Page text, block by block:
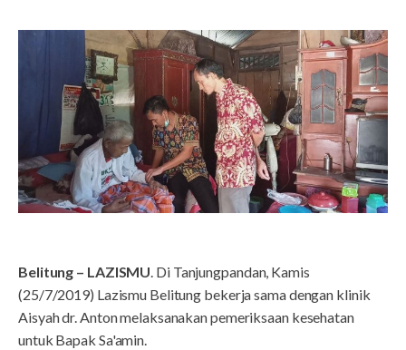
Belitung – LAZISMU. Di Tanjungpandan, Kamis
(25/7/2019) Lazismu Belitung bekerja sama dengan klinik
Aisyah dr. Anton melaksanakan pemeriksaan kesehatan
untuk Bapak Sa'amin.